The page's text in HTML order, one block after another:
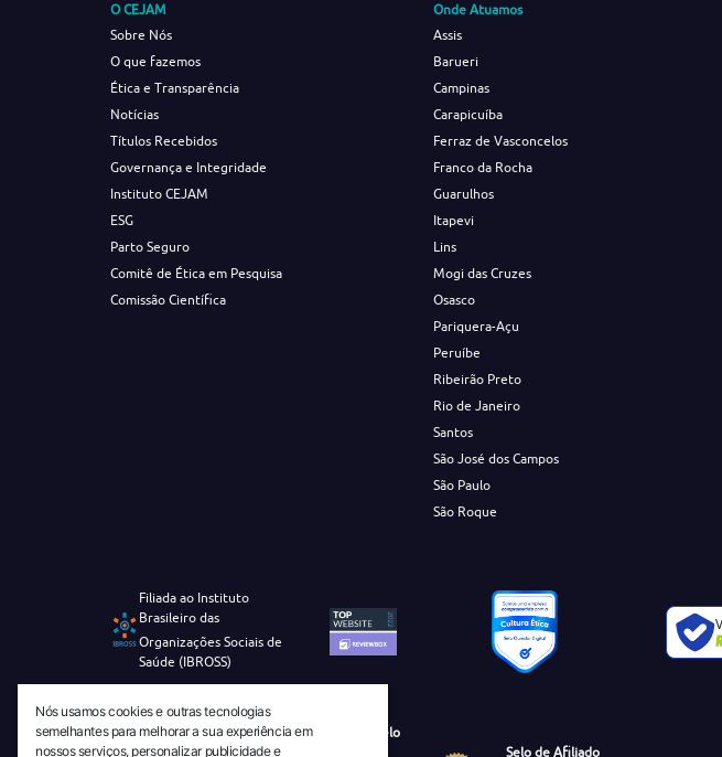
O CEJAM
Sobre Nós
O que fazemos
Ética e Transparência
Notícias
Títulos Recebidos
Governança e Integridade
Instituto CEJAM
ESG
Parto Seguro
Comitê de Ética em Pesquisa
Comissão Científica
Onde Atuamos
Assis
Barueri
Campinas
Carapicuíba
Ferraz de Vasconcelos
Franco da Rocha
Guarulhos
Itapevi
Lins
Mogi das Cruzes
Osasco
Pariquera-Açu
Peruíbe
Ribeirão Preto
Rio de Janeiro
Santos
São José dos Campos
São Paulo
São Roque
Filiada ao Instituto
Brasileiro das
Organizações Sociais de
Saúde (IBROSS)
Revista Tecnico-Cientifica CEJAM Selo
Diamante de Ciência Aberta
Selo de Afiliado
Nós usamos cookies e outras tecnologias
semelhantes para melhorar a sua experiência em
nossos serviços, personalizar publicidade e